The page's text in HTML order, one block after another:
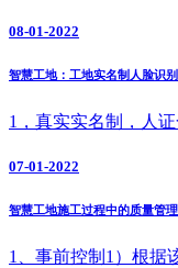
08-01-2022
智慧工地：工地实名制人脸识
1，真实实名制，人证
07-01-2022
智慧工地施工过程中的质量管
1、事前控制1）根据